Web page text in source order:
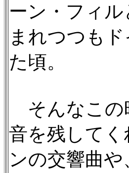
ーン・フィ
まれつつも
た頃。
そんなこの
音を残して
ンの交響曲